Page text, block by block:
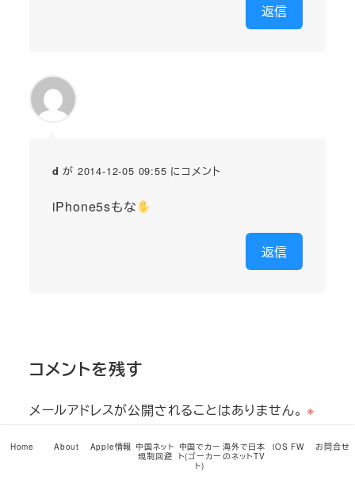
返信
d が 2014-12-05 09:55 にコメント
iPhone5sもな
返信
コメントを残す
メールアドレスが公開されることはありません。 ※
Home About Apple情報 中国ネット
規制回避
中国でカー
ト(ゴーカー
ト)
海外で日本
のネットTV
iOS FW お問合せ